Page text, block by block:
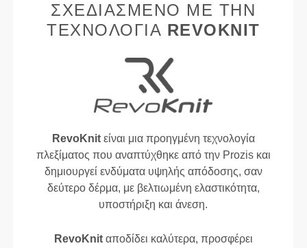
ΣΧΕΔΙΑΣΜΈΝΟ ΜΕ ΤΗΝ
ΤΕΧΝΟΛΟΓΊΑ REVOKNIT
RevoKnitείναι μια προηγμένη τεχνολογία
πλεξίματος που αναπτύχθηκε από την Prozis και
δημιουργεί ενδύματα υψηλής απόδοσης, σαν
δεύτερο δέρμα, με βελτιωμένη ελαστικότητα,
υποστήριξη και άνεση.
RevoKnitαποδίδει καλύτερα, προσφέρει